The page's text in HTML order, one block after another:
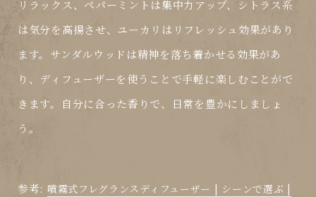
リラックス、ペパーミントは集中力アップ、シトラス系
は気分を高揚させ、ユーカリはリフレッシュ効果があり
ます。サンダルウッドは精神を落ち着かせる効果があ
り、ディフューザーを使うことで手軽に楽しむことがで
きます。自分に合った香りで、日常を豊かにしましょ
う。
参考: 噴霧式フレグランスディフューザー | シーンで選ぶ |